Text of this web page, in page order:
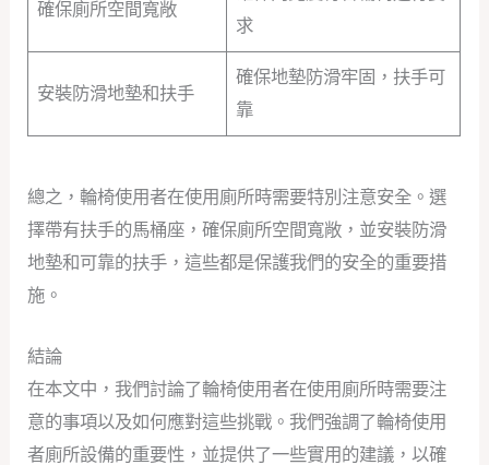
確保廁所空間寬敞
求
安裝防滑地墊和扶手
確保地墊防滑牢固，扶手可
靠
總之，輪椅使用者在使用廁所時需要特別注意安全。選
擇帶有扶手的馬桶座，確保廁所空間寬敞，並安裝防滑
地墊和可靠的扶手，這些都是保護我們的安全的重要措
施。
結論
在本文中，我們討論了輪椅使用者在使用廁所時需要注
意的事項以及如何應對這些挑戰。我們強調了輪椅使用
者廁所設備的重要性，並提供了一些實用的建議，以確